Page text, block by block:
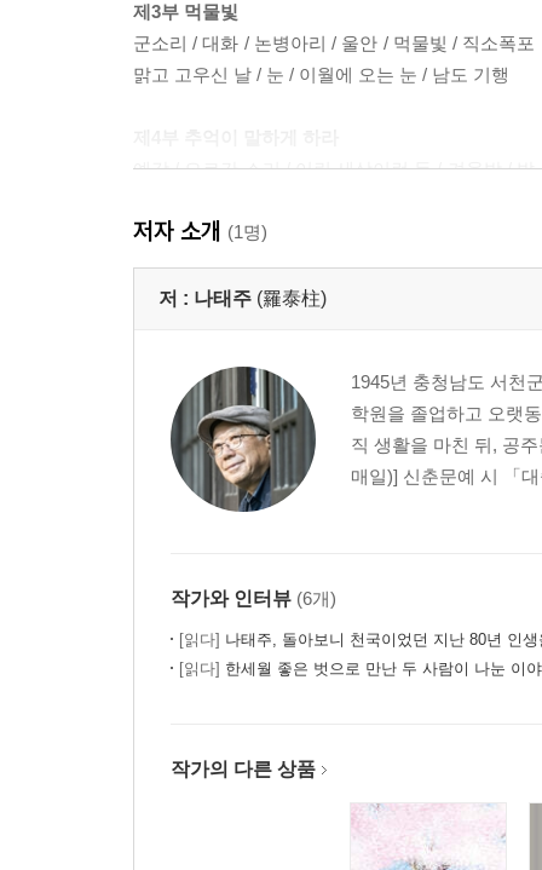
제3부 먹물빛
군소리 / 대화 / 논병아리 / 울안 / 먹물빛 / 직소폭
맑고 고우신 날 / 눈 / 이월에 오는 눈 / 남도 기행
예감 / 오르간 소리 / 어린 세상이런 듯 / 겨울밤 /
▪ 작품 해설 : 천지만물의 그윽한 비의 _ 정순진
저자 소개 (1명)
저 : 나태주 (羅泰柱)
1945년 충청남도 서천
학원을 졸업하고 오랫
직 생활을 마친 뒤, 공
매일)] 신춘문예 시 「
작가와 인터뷰 (6개)
[읽다] 나태주, 돌아보니 천국이었던 지난 80년 인
[읽다] 한세월 좋은 벗으로 만난 두 사람이 나눈 이
작가의 다른 상품